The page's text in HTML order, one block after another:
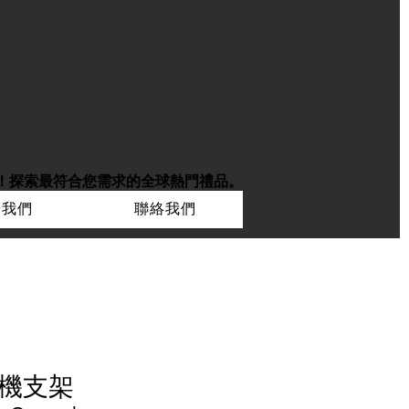
探索最符合您需求的全球熱門禮品。
們 聯絡我們
支架